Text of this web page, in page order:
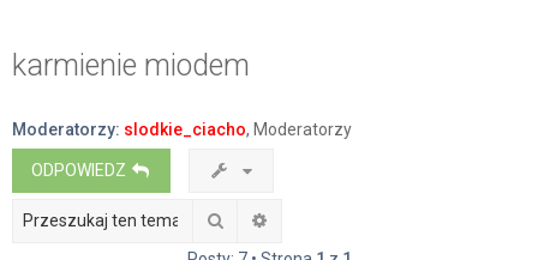
karmienie miodem
Moderatorzy: slodkie_ciacho, Moderatorzy
ODPOWIEDZ
Szukaj